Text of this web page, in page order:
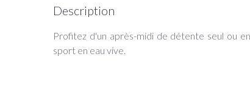
Description
Profitez d'un après-midi de détente seul ou
sport en eau vive.